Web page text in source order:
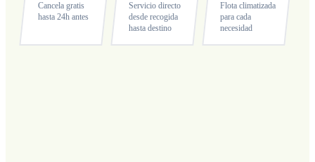
Cancela gratis
hasta 24h antes
Servicio directo
desde recogida
hasta destino
Flota climatizada
para cada
necesidad